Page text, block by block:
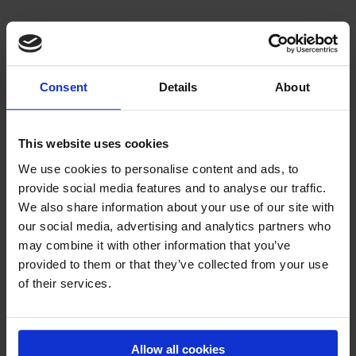
Consent Details About
This website uses cookies
We use cookies to personalise content and ads, to
provide social media features and to analyse our traffic.
We also share information about your use of our site with
our social media, advertising and analytics partners who
may combine it with other information that you’ve
provided to them or that they’ve collected from your use
of their services.
Allow all cookies
Kommer det en uppblåsare med min beställning?
Vilka är era villkor?
BEHÖVER DU MER HJÄLP? PRATA
MED EN EXPERT
AIRSUPPORT